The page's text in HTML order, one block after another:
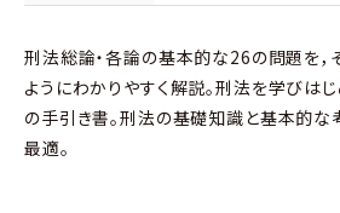
刑法総論・各論の基本的な26の問題を，
ようにわかりやすく解説。刑法を学びはじ
の手引き書。刑法の基礎知識と基本的な
最適。